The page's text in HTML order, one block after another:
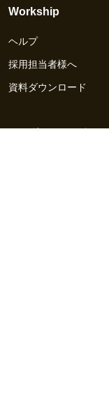
Workship
ヘルプ
採用担当者様へ
資料ダウンロード